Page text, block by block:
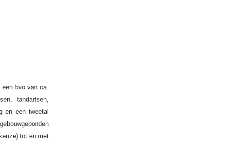
een bvo van ca.
tandartsen,
en een tweetal
tot en met